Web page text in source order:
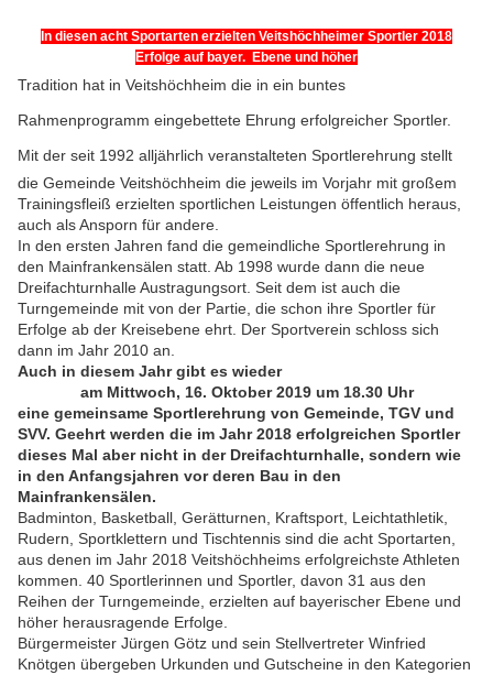
In diesen acht Sportarten erzielten Veitshöchheimer Sportler 2018
Erfolge auf bayer. Ebene und höher
Tradition hat in Veitshöchheim die in ein buntes
Rahmenprogramm eingebettete Ehrung erfolgreicher Sportler.
Mit der seit 1992 alljährlich veranstalteten Sportlerehrung stellt
die Gemeinde Veitshöchheim die jeweils im Vorjahr mit großem
Trainingsfleiß erzielten sportlichen Leistungen öffentlich heraus,
auch als Ansporn für andere.
In den ersten Jahren fand die gemeindliche Sportlerehrung in
den Mainfrankensälen statt. Ab 1998 wurde dann die neue
Dreifachturnhalle Austragungsort. Seit dem ist auch die
Turngemeinde mit von der Partie, die schon ihre Sportler für
Erfolge ab der Kreisebene ehrt. Der Sportverein schloss sich
dann im Jahr 2010 an.
Auch in diesem Jahr gibt es wieder
am Mittwoch, 16. Oktober 2019 um 18.30 Uhr
eine gemeinsame Sportlerehrung von Gemeinde, TGV und
SVV. Geehrt werden die im Jahr 2018 erfolgreichen Sportler
dieses Mal aber nicht in der Dreifachturnhalle, sondern wie
in den Anfangsjahren vor deren Bau in den
Mainfrankensälen.
Badminton, Basketball, Gerätturnen, Kraftsport, Leichtathletik,
Rudern, Sportklettern und Tischtennis sind die acht Sportarten,
aus denen im Jahr 2018 Veitshöchheims erfolgreichste Athleten
kommen. 40 Sportlerinnen und Sportler, davon 31 aus den
Reihen der Turngemeinde, erzielten auf bayerischer Ebene und
höher herausragende Erfolge.
Bürgermeister Jürgen Götz und sein Stellvertreter Winfried
Knötgen übergeben Urkunden und Gutscheine in den Kategorien